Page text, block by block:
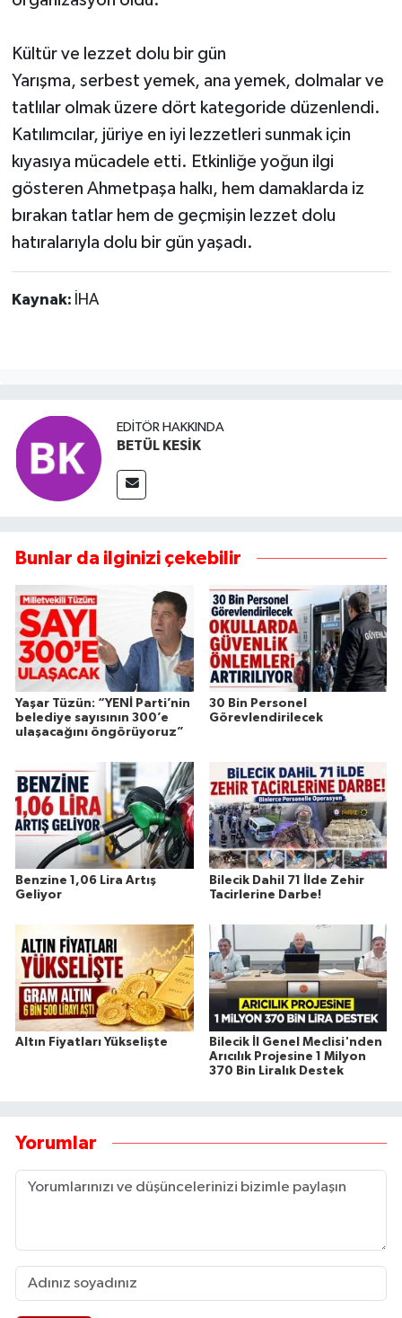
Kültür ve lezzet dolu bir gün
Yarışma, serbest yemek, ana yemek, dolmalar ve
tatlılar olmak üzere dört kategoride düzenlendi.
Katılımcılar, jüriye en iyi lezzetleri sunmak için
kıyasıya mücadele etti. Etkinliğe yoğun ilgi
gösteren Ahmetpaşa halkı, hem damaklarda iz
bırakan tatlar hem de geçmişin lezzet dolu
hatıralarıyla dolu bir gün yaşadı.
Kaynak: İHA
EDITÖR HAKKINDA
BETÜL KESİK
Bunlar da ilginizi çekebilir
Yaşar Tüzün: “YENİ Parti’nin
belediye sayısının 300’e
ulaşacağını öngörüyoruz”
30 Bin Personel
Görevlendirilecek
Benzine 1,06 Lira Artış
Geliyor
Bilecik Dahil 71 İlde Zehir
Tacirlerine Darbe!
Altın Fiyatları Yükselişte
Bilecik İl Genel Meclisi'nden
Arıcılık Projesine 1 Milyon
370 Bin Liralık Destek
Yorumlar